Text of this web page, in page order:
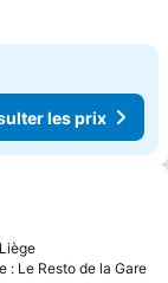
les prix
favoris
: Le Resto de la Gare